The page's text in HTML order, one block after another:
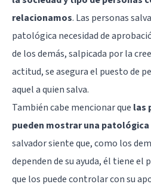
relacionamos. Las personas
patológica necesidad de
de los demás, salpicada por la
actitud, se asegura el puesto de
aquel a quien salva.
También cabe mencionar que las
pueden mostrar una
salvador siente que, como los
dependen de su ayuda, él tiene el
que los puede controlar con su